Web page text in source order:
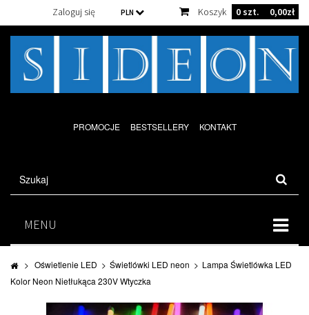
Koszyk 0szt. 0,00zł
PLN
Zaloguj się
PROMOCJE BESTSELLERY KONTAKT
MENU
> Oświetlenie LED > Świetlówki LED neon > Lampa Świetlówka LED
Kolor Neon Nietłukąca 230V Wtyczka